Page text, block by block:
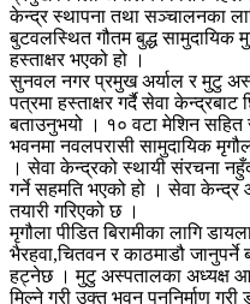
केन्द्र स्थापना तथा सञ्चालनका
बुटवलस्थित गौतम बुद्ध सामुदायिक
हस्ताक्षर भएको हो ।
सुनवल नगर प्रमुख अर्याल र मुटु
पत्रमा हस्ताक्षर गर्दै सेवा
बताउनुभयो । १० वटा मेशिन
भवनमा नवलपरासी सामुदायिक
। सेवा केन्द्रको स्थायी संरचना
गर्ने सहमति भएको हो । सेवा
तयारी गरिएको छ ।
मृगौला पीडित बिरामीका लागि
भैरहवा,चितवन र काठमाडौ
हट्नेछ । मुटु अस्पतालका अध्यक्ष
मिल्ने गरी उक्त भवन पुननिर्माण